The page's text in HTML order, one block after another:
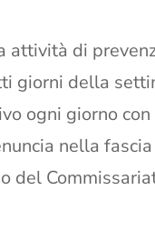
attività di
giorni della
ogni giorno
nella
del